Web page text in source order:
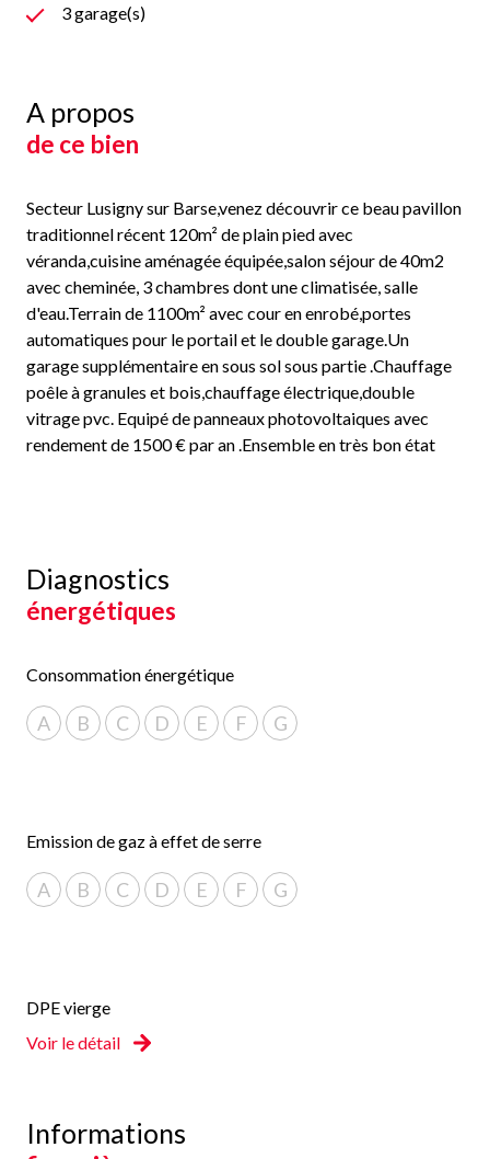
3 garage(s)
A propos
de ce bien
Secteur Lusigny sur Barse,venez découvrir ce beau pavillon
traditionnel récent 120m² de plain pied avec
véranda,cuisine aménagée équipée,salon séjour de 40m2
avec cheminée, 3 chambres dont une climatisée, salle
d'eau.Terrain de 1100m² avec cour en enrobé,portes
automatiques pour le portail et le double garage.Un
garage supplémentaire en sous sol sous partie .Chauffage
poêle à granules et bois,chauffage électrique,double
vitrage pvc. Equipé de panneaux photovoltaiques avec
rendement de 1500 € par an .Ensemble en très bon état
Diagnostics
énergétiques
Consommation énergétique
A B C D E F G
Emission de gaz à effet de serre
A B C D E F G
DPE vierge
Voir le détail
Informations